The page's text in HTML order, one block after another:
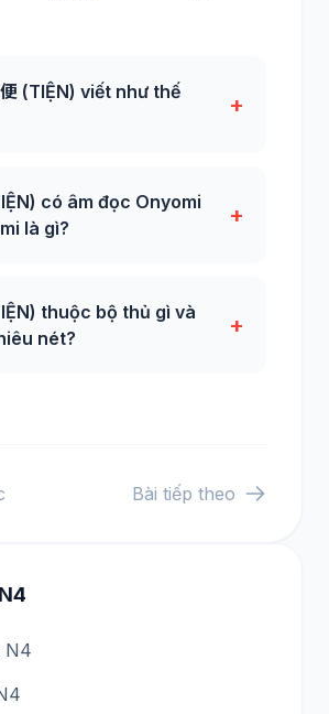
(TIỆN) viết như thế
+
có âm đọc Onyomi
là gì?
+
thuộc bộ thủ gì và
nét?
+
Bài tiếp theo
N4